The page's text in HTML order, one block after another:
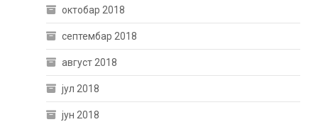
октобар 2018
септембар 2018
август 2018
јул 2018
јун 2018